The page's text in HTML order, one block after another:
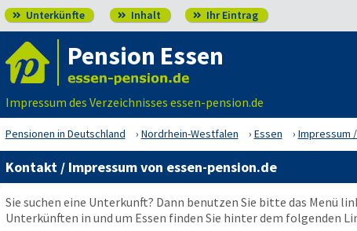
 Unterkünfte  Inhalt  Ihr Eintrag
Pension Essen
Impressum des Verzeichnisses essen-pension.de
Pensionen in Deutschland Nordrhein-Westfalen Essen Impressum
Kontakt / Impressum von essen-pension.de
Sie suchen eine Unterkunft? Dann benutzen Sie bitte das Menü
Unterkünften in und um Essen finden Sie hinter dem folgenden